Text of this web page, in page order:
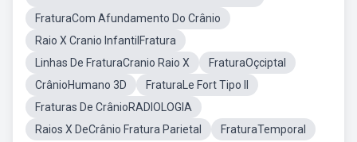
FraturaCom Afundamento Do Crânio
Raio X Cranio InfantilFratura
Linhas De FraturaCranio Raio X
FraturaOçciptal
CrânioHumano 3D
FraturaLe Fort Tipo II
Fraturas De CrânioRADIOLOGIA
Raios X DeCrânio Fratura Parietal
FraturaTemporal